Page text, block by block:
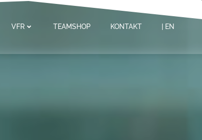
VFR TEAMSHOP KONTAKT | EN